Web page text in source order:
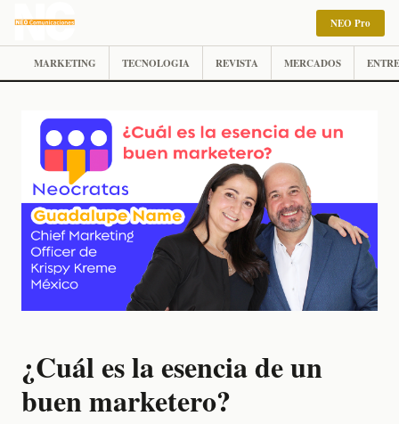
NEO Pro
MARKETING TECNOLOGIA REVISTA MERCADOS
¿Cuál es la esencia de un
buen marketero?